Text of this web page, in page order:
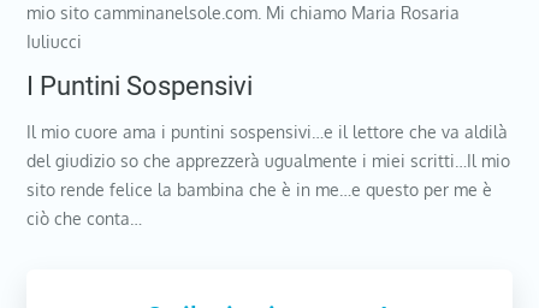
mio sito camminanelsole.com. Mi chiamo Maria Rosaria
Iuliucci
I Puntini Sospensivi
Il mio cuore ama i puntini sospensivi…e il lettore che va aldilà
del giudizio so che apprezzerà ugualmente i miei scritti…Il mio
sito rende felice la bambina che è in me…e questo per me è
ciò che conta…